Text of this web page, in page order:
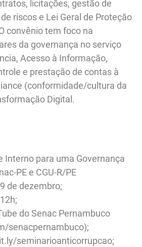
licitações, gestão de
riscos e Lei Geral de Proteção
convênio tem foco na
da governança no serviço
Acesso à Informação,
e prestação de contas à
(conformidade/cultura da
Digital.
Interno para uma Governança
PE e CGU-R/PE
de dezembro;
do Senac Pernambuco
senacpernambuco);
seminarioanticorrupcao;